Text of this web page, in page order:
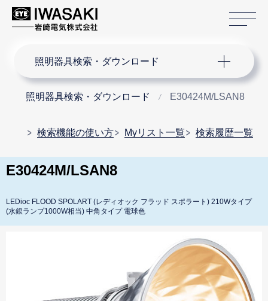
照明器具検索・ダウンロード
照明器具検索・ダウンロード E30424M/LSAN8
検索機能の使い方 Myリスト一覧 検索履歴一覧
E30424M/LSAN8
LEDioc FLOOD SPOLART (レディオック フラッド スポラート) 210Wタイプ
(水銀ランプ1000W相当) 中角タイプ 電球色